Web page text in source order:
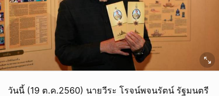
วันนี้ (19 ต.ค.2560) นายวีระ โรจน์พจนรัตน์ รัฐมนตรี